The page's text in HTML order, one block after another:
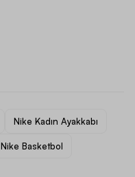
Nike Kadın Ayakkabı
Nike Basketbol